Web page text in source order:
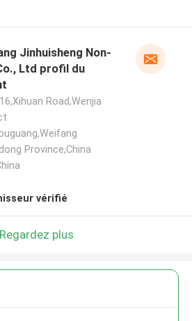
Jinhuisheng Non-
Ltd profil du
Road,Wenjia
Province,China
vérifié
Regardez plus